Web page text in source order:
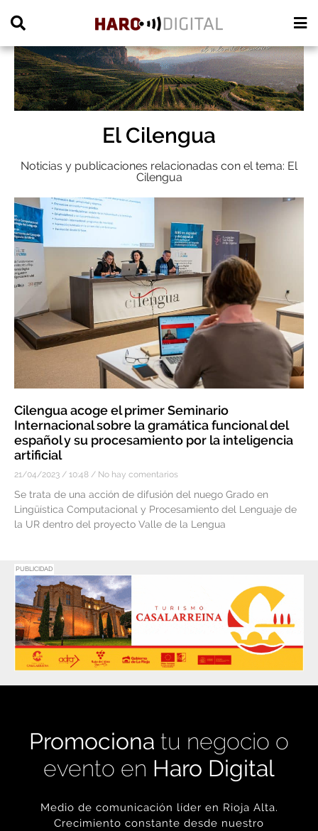
El Cilengua
Noticias y publicaciones relacionadas con el tema: El
Cilengua
Cilengua acoge el primer Seminario
Internacional sobre la gramática funcional del
español y su procesamiento por la inteligencia
artificial
21/04/2023 10:48 No hay comentarios
Se trata de una acción de difusión del nuego Grado en
Lingüística Computacional y Procesamiento del Lenguaje de
la UR dentro del proyecto Valle de la Lengua
PUBLICIDAD
Promociona tu negocio o
evento en Haro Digital
Medio de comunicación líder en Rioja Alta.
Crecimiento constante desde nuestro